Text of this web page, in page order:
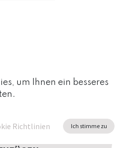
um Ihnen ein besseres
Richtlinien Ich stimme zu